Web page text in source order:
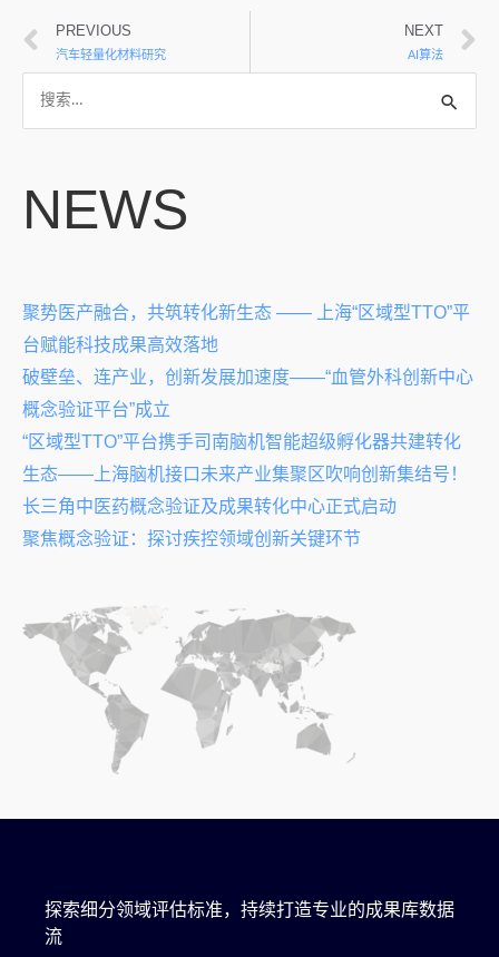
PREVIOUS
汽车轻量化材料研究
NEXT
AI算法
NEWS
聚势医产融合，共筑转化新生态 —— 上海“区域型TTO”平
台赋能科技成果高效落地
破壁垒、连产业，创新发展加速度——“血管外科创新中心
概念验证平台”成立
“区域型TTO”平台携手司南脑机智能超级孵化器共建转化
生态——上海脑机接口未来产业集聚区吹响创新集结号！
长三角中医药概念验证及成果转化中心正式启动
聚焦概念验证：探讨疾控领域创新关键环节
探索细分领域评估标准，持续打造专业的成果库数据
流